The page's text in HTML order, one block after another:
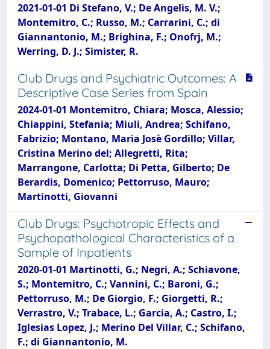
2021-01-01 Di Stefano, V.; De Angelis, M. V.;
Montemitro, C.; Russo, M.; Carrarini, C.; di
Giannantonio, M.; Brighina, F.; Onofrj, M.;
Werring, D. J.; Simister, R.
Club Drugs and Psychiatric Outcomes: A
Descriptive Case Series from Spain
2024-01-01 Montemitro, Chiara; Mosca, Alessio;
Chiappini, Stefania; Miuli, Andrea; Schifano,
Fabrizio; Montano, Maria Josè Gordillo; Villar,
Cristina Merino del; Allegretti, Rita;
Marrangone, Carlotta; Di Petta, Gilberto; De
Berardis, Domenico; Pettorruso, Mauro;
Martinotti, Giovanni
Club Drugs: Psychotropic Effects and
Psychopathological Characteristics of a
Sample of Inpatients
2020-01-01 Martinotti, G.; Negri, A.; Schiavone,
S.; Montemitro, C.; Vannini, C.; Baroni, G.;
Pettorruso, M.; De Giorgio, F.; Giorgetti, R.;
Verrastro, V.; Trabace, L.; Garcia, A.; Castro, I.;
Iglesias Lopez, J.; Merino Del Villar, C.; Schifano,
F.; di Giannantonio, M.